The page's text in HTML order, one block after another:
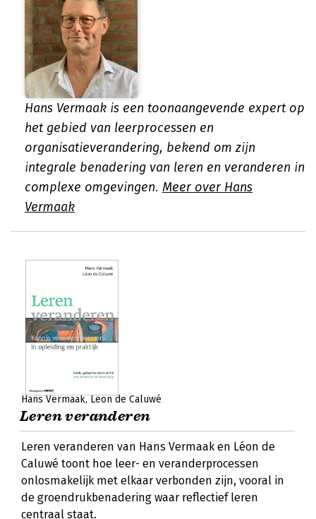
Hans Vermaak is een toonaangevende expert op
het gebied van leerprocessen en
organisatieverandering, bekend om zijn
integrale benadering van leren en veranderen in
complexe omgevingen. Meer over Hans
Vermaak
Hans Vermaak Léon de Caluwé
Leren veranderen
Leren veranderen van Hans Vermaak en Léon de
Caluwé toont hoe leer- en veranderprocessen
onlosmakelijk met elkaar verbonden zijn, vooral in
de groendrukbenadering waar reflectief leren
centraal staat.